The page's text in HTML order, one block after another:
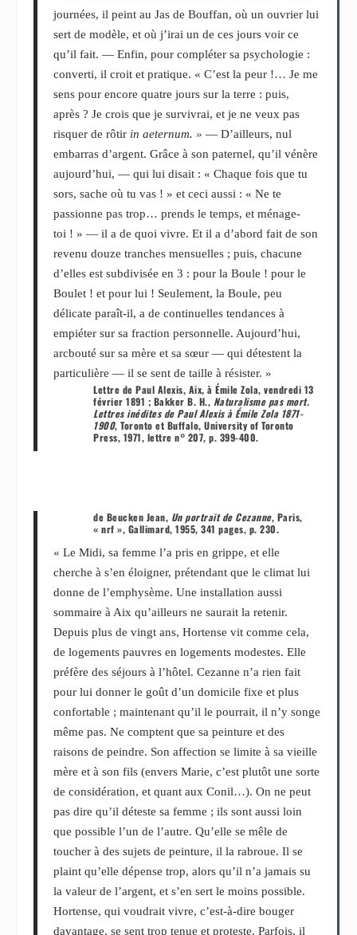
journées, il peint au Jas de Bouffan, où un ouvrier lui
sert de modèle, et où j’irai un de ces jours voir ce
qu’il fait. ― Enfin, pour compléter sa psychologie :
converti, il croit et pratique. « C’est la peur !… Je me
sens pour encore quatre jours sur la terre : puis,
après ? Je crois que je survivrai, et je ne veux pas
risquer de rôtir in aeternum. »― D’ailleurs, nul
embarras d’argent. Grâce à son paternel, qu’il vénère
aujourd’hui, ― qui lui disait : « Chaque fois que tu
sors, sache où tu vas ! » et ceci aussi : « Ne te
passionne pas trop… prends le temps, et ménage-
toi ! » ― il a de quoi vivre. Et il a d’abord fait de son
revenu douze tranches mensuelles ; puis, chacune
d’elles est subdivisée en 3 : pour la Boule ! pour le
Boulet ! et pour lui ! Seulement, la Boule, peu
délicate paraît-il, a de continuelles tendances à
empiéter sur sa fraction personnelle. Aujourd’hui,
arcbouté sur sa mère et sa sœur ― qui détestent la
particulière ― il se sent de taille à résister. »
Lettre de Paul Alexis, Aix, à Émile Zola, vendredi 13
février 1891 ; Bakker B. H., Naturalisme pas mort.
Lettres inédites de Paul Alexis à Émile Zola 1871-
1900, Toronto et Buffalo, University of Toronto
Press, 1971, lettre n° 207, p. 399-400.
de Beucken Jean, Un portrait de Cezanne, Paris,
« nrf », Gallimard, 1955, 341 pages, p. 230.
« Le Midi, sa femme l’a pris en grippe, et elle
cherche à s’en éloigner, prétendant que le climat lui
donne de l’emphysème. Une installation aussi
sommaire à Aix qu’ailleurs ne saurait la retenir.
Depuis plus de vingt ans, Hortense vit comme cela,
de logements pauvres en logements modestes. Elle
préfère des séjours à l’hôtel. Cezanne n’a rien fait
pour lui donner le goût d’un domicile fixe et plus
confortable ; maintenant qu’il le pourrait, il n’y songe
même pas. Ne comptent que sa peinture et des
raisons de peindre. Son affection se limite à sa vieille
mère et à son fils (envers Marie, c’est plutôt une sorte
de considération, et quant aux Conil…). On ne peut
pas dire qu’il déteste sa femme ; ils sont aussi loin
que possible l’un de l’autre. Qu’elle se mêle de
toucher à des sujets de peinture, il la rabroue. Il se
plaint qu’elle dépense trop, alors qu’il n’a jamais su
la valeur de l’argent, et s’en sert le moins possible.
Hortense, qui voudrait vivre, c’est-à-dire bouger
davantage, se sent trop tenue et proteste. Parfois, il